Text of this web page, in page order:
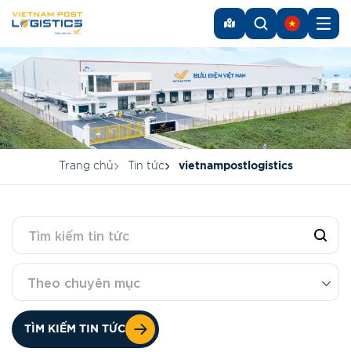
Trang chủ Tin tức vietnampostlogistics
Theo chuyên mục
TÌM KIẾM TIN TỨC